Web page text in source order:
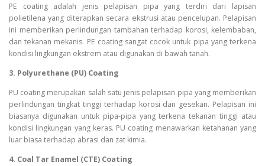
PE coating adalah jenis pelapisan pipa yang terdiri dari lapisan
polietilena yang diterapkan secara ekstrusi atau pencelupan. Pelapisan
ini memberikan perlindungan tambahan terhadap korosi, kelembaban,
dan tekanan mekanis. PE coating sangat cocok untuk pipa yang terkena
kondisi lingkungan ekstrem atau digunakan di bawah tanah.
3. Polyurethane (PU) Coating
PU coating merupakan salah satu jenis pelapisan pipa yang memberikan
perlindungan tingkat tinggi terhadap korosi dan gesekan. Pelapisan ini
biasanya digunakan untuk pipa-pipa yang terkena tekanan tinggi atau
kondisi lingkungan yang keras. PU coating menawarkan ketahanan yang
luar biasa terhadap abrasi dan zat kimia.
4. Coal Tar Enamel (CTE) Coating